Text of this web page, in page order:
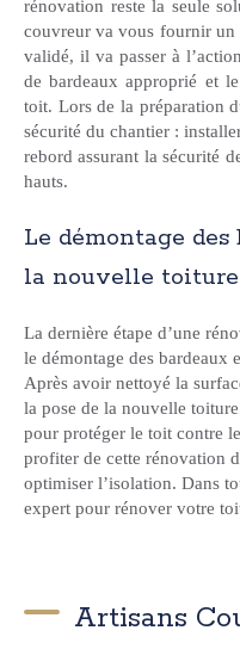
rénovation reste la seule
couvreur va vous fournir un
validé, il va passer à
de bardeaux approprié et
toit. Lors de la préparation
sécurité du chantier :
rebord assurant la sécurité
hauts.
Le démontage
la nouvelle toiture
La dernière étape d’une
le démontage des bardeaux
Après avoir nettoyé la
la pose de la nouvelle
pour protéger le toit contre
profiter de cette rénovation
optimiser l’isolation. Dans
expert pour rénover votre
Artisans